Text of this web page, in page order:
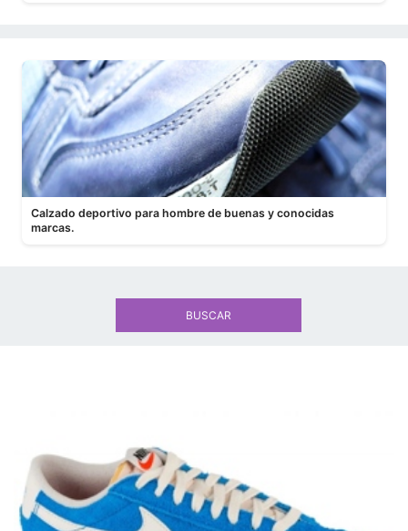
Calzado deportivo para hombre de buenas y conocidas
marcas.
BUSCAR